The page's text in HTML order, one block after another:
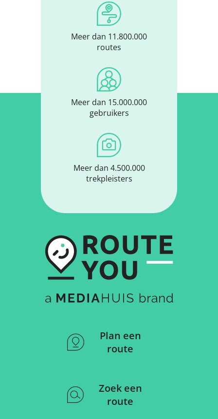
Meer dan 11.800.000
routes
Meer dan 15.000.000
gebruikers
Meer dan 4.500.000
trekpleisters
Plan een
route
Zoek een
route